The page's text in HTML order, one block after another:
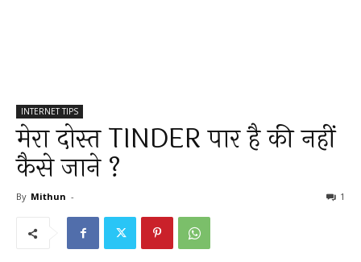
INTERNET TIPS
मेरा दोस्त TINDER पार है की नहीं
कैसे जाने ?
By Mithun - 1